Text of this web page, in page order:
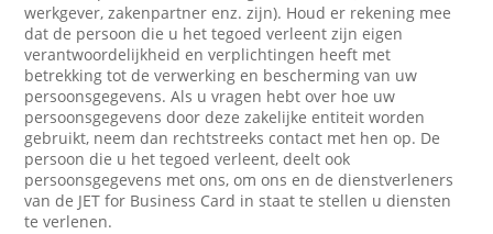
werkgever, zakenpartner enz. zijn). Houd er rekening mee
dat de persoon die u het tegoed verleent zijn eigen
verantwoordelijkheid en verplichtingen heeft met
betrekking tot de verwerking en bescherming van uw
persoonsgegevens. Als u vragen hebt over hoe uw
persoonsgegevens door deze zakelijke entiteit worden
gebruikt, neem dan rechtstreeks contact met hen op. De
persoon die u het tegoed verleent, deelt ook
persoonsgegevens met ons, om ons en de dienstverleners
van de JET for Business Card in staat te stellen u diensten
te verlenen.